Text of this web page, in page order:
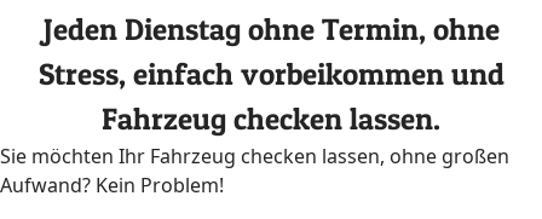
Jeden Dienstag ohne Termin, ohne
Stress, einfach vorbeikommen und
Fahrzeug checken lassen.
Sie möchten Ihr Fahrzeug checken lassen, ohne großen
Aufwand? Kein Problem!